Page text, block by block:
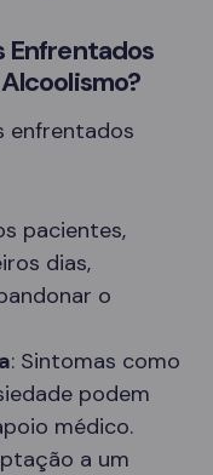
Enfrentados
enfrentados
pacientes,
dias,
o
: Sintomas como
podem
médico.
a um